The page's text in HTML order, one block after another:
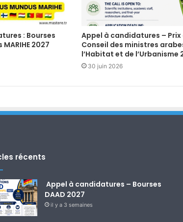
: Bourses
2027
Appel à candidatures – Prix
Conseil des ministres
l’Habitat et de l’Urbanisme
30 juin 2026
récents
Appel à candidatures – Bourses
DAAD 2027
il y a 3 semaines